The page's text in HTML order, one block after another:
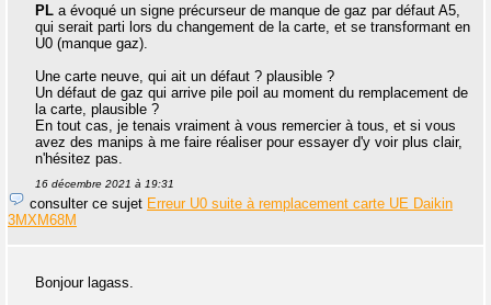
PL a évoqué un signe précurseur de manque de gaz par défaut A5,
qui serait parti lors du changement de la carte, et se transformant en
U0 (manque gaz).
Une carte neuve, qui ait un défaut ? plausible ?
Un défaut de gaz qui arrive pile poil au moment du remplacement de
la carte, plausible ?
En tout cas, je tenais vraiment à vous remercier à tous, et si vous
avez des manips à me faire réaliser pour essayer d'y voir plus clair,
n'hésitez pas.
16 décembre 2021 à 19:31
consulter ce sujet Erreur U0 suite à remplacement carte UE Daikin
3MXM68M
Bonjour lagass.